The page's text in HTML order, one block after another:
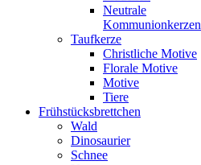
Neutrale
Kommunionkerzen
Taufkerze
Christliche Motive
Florale Motive
Motive
Tiere
Frühstücksbrettchen
Wald
Dinosaurier
Schnee